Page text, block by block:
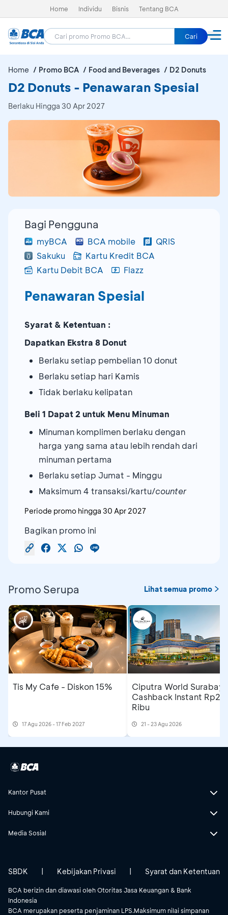
Home Individu Bisnis Tentang BCA
Cari
Home Promo BCA Food and Beverages D2 Donuts
D2 Donuts - Penawaran Spesial
Berlaku Hingga 30 Apr 2027
Bagi Pengguna
myBCA BCA mobile
QRIS
Sakuku
Kartu Kredit BCA
Kartu Debit BCA
Flazz
Penawaran Spesial
Syarat & Ketentuan :
Dapatkan Ekstra 8 Donut
Berlaku setiap pembelian 10 donut
Berlaku setiap hari Kamis
Tidak berlaku kelipatan
Beli 1 Dapat 2 untuk Menu Minuman
Minuman komplimen berlaku dengan
harga yang sama atau lebih rendah dari
minuman pertama
Berlaku setiap Jumat - Minggu
Maksimum 4 transaksi/kartu/counter
Periode promo hingga 30 Apr 2027
Bagikan promo ini
Promo Serupa Lihat semua promo
Tis My Cafe - Diskon 15%
17 Agu 2026 - 17 Feb 2027
Ciputra World
Cashback Instant Rp25
Ribu
21 - 23 Agu 2026
Kantor Pusat
Hubungi Kami
Media Sosial
BCA berizin dan diawasi oleh Otoritas Jasa Keuangan & Bank
Indonesia
BCA merupakan peserta penjaminan LPS.Maksimum nilai simpanan
SBDK | Kebijakan Privasi | Syarat dan Ketentuan